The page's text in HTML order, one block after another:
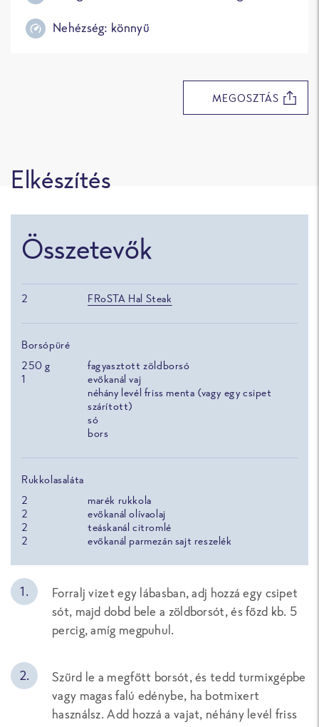
Nehézség: könnyű
MEGOSZTÁS
Elkészítés
Összetevők
2 FRoSTA Hal Steak
Borsópüré
250 g
fagyasztott zöldborsó
1
evőkanál vaj
néhány levél friss menta (vagy egy csipet
szárított)
só
bors
Rukkolasaláta
2
marék rukkola
2
evőkanál olívaolaj
2
teáskanál citromlé
2
evőkanál parmezán sajt reszelék
Forralj vizet egy lábasban, adj hozzá egy csipet
sót, majd dobd bele a zöldborsót, és főzd kb. 5
percig, amíg megpuhul.
Szűrd le a megfőtt borsót, és tedd turmixgépbe
vagy magas falú edénybe, ha botmixert
használsz. Add hozzá a vajat, néhány levél friss